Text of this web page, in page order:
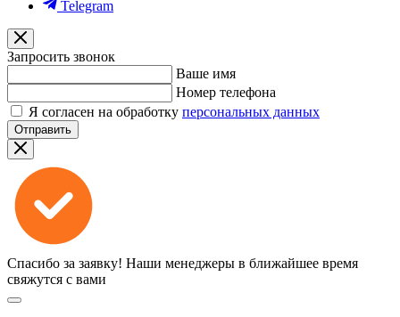
Telegram
Запросить звонок
Ваше имя
Номер телефона
Я согласен на обработку персональных данных
Отправить
Спасибо за заявку! Наши менеджеры в ближайшее время
свяжутся с вами